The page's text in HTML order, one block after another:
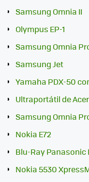
Samsung Omnia II
Olympus EP-1
Samsung Omnia
Samsung Jet
Yamaha PDX-50
Ultraportátil de
Samsung Omnia
Nokia E72
Blu-Ray
Nokia 5530